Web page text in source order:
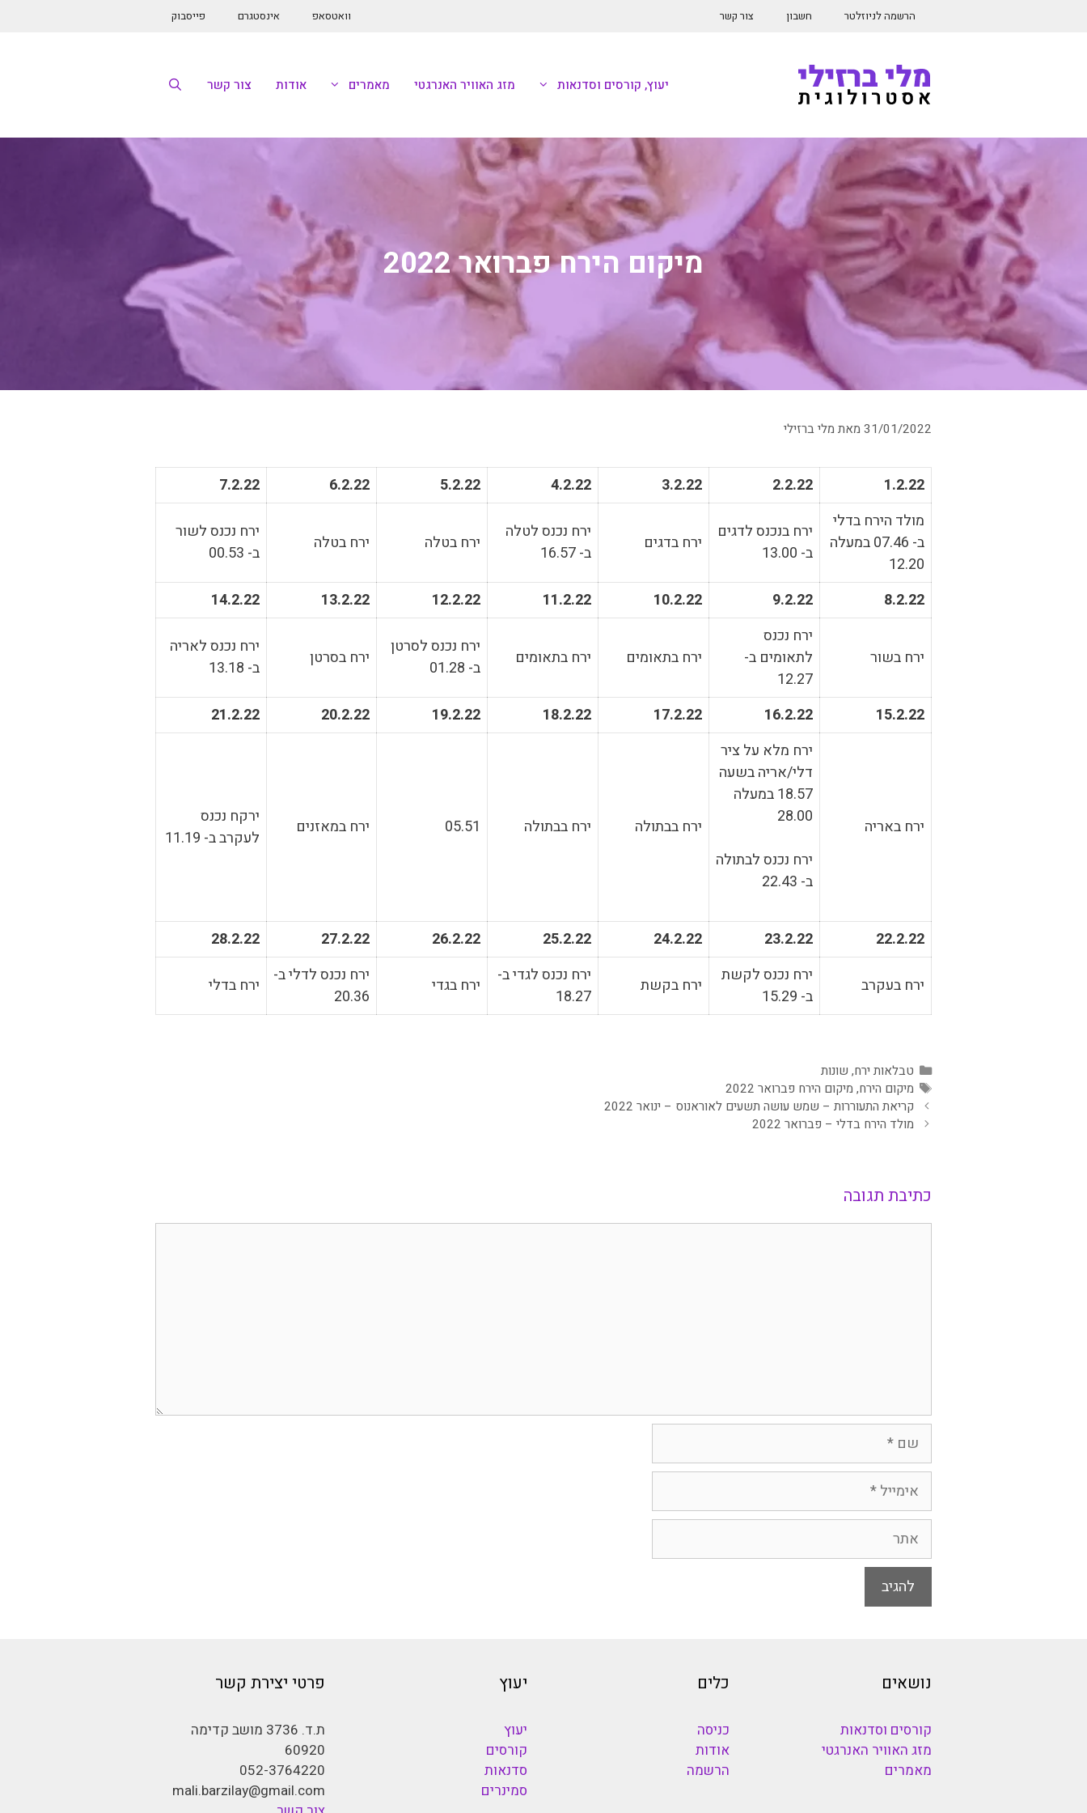
הרשמה לניוזלטר חשבון צור קשר פייסבוק אינסטגרם וואטסאפ
יעוץ, קורסים וסדנאות מזג האוויר האנרגטי מאמרים אודות צור קשר
מיקום הירח פברואר 2022
31/01/2022 מאת מלי ברזילי
1.2.22
2.2.22
3.2.22
4.2.22
5.2.22
6.2.22
7.2.22
מולד הירח בדלי
ב- 07.46 במעלה
12.20
ירח בנכנס לדגים
ב- 13.00
ירח בדגים
ירח נכנס לטלה
ב- 16.57
ירח בטלה ירח בטלה
ירח נכנס לשור
ב- 00.53
8.2.22
9.2.22
10.2.22
11.2.22
12.2.22
13.2.22
14.2.22
ירח בשור
ירח נכנס
לתאומים ב-
12.27
ירח בתאומים ירח בתאומים
ירח נכנס לסרטן
ב- 01.28
ירח בסרטן
ירח נכנס לאריה
ב- 13.18
15.2.22
16.2.22
17.2.22
18.2.22
19.2.22
20.2.22
21.2.22
ירח באריה
ירח מלא על ציר
דלי/אריה בשעה
18.57 במעלה
28.00
ירח נכנס לבתולה
ב- 22.43
ירח בבתולה ירח בבתולה 05.51 ירח במאזנים
ירקח נכנס
לעקרב ב- 11.19
22.2.22
23.2.22
24.2.22
25.2.22
26.2.22
27.2.22
28.2.22
ירח בעקרב
ירח נכנס לקשת
ב- 15.29
ירח בקשת
ירח נכנס לגדי ב-
18.27
ירח בגדי
ירח נכנס לדלי ב-
20.36
ירח בדלי
קטגוריות
טבלאות ירח, שונות
תגיות
מיקום הירח, מיקום הירח פברואר 2022
קריאת התעוררות – שמש עושה תשעים לאוראנוס – ינואר 2022
מולד הירח בדלי – פברואר 2022
כתיבת תגובה
נושאים
קורסים וסדנאות
מזג האוויר האנרגטי
מאמרים
כלים
כניסה
אודות
הרשמה
יעוץ
יעוץ
קורסים
סדנאות
סמינרים
פרטי יצירת קשר
ת.ד. 3736 מושב קדימה
60920
052-3764220
mali.barzilay@gmail.com